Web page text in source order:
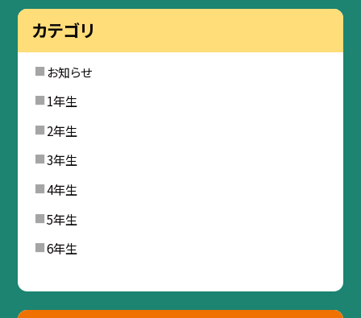
カテゴリ
お知らせ
1年生
2年生
3年生
4年生
5年生
6年生